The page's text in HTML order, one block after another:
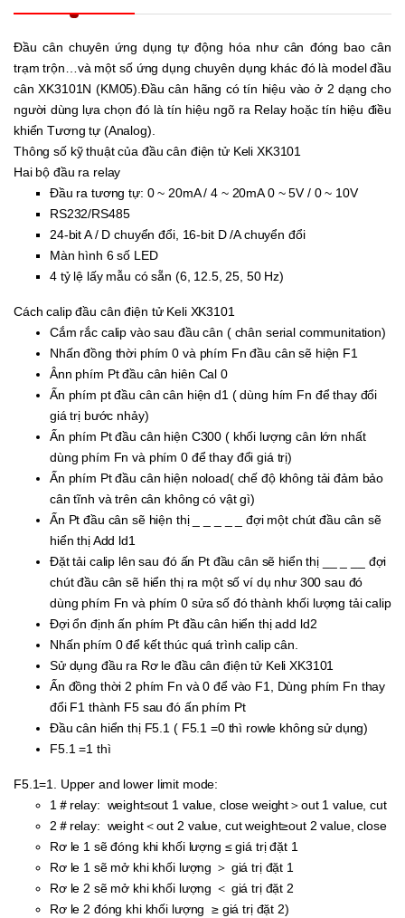
Đầu cân chuyên ứng dụng tự động hóa như cân đóng bao cân
trạm trộn…và một số ứng dụng chuyên dụng khác đó là model đầu
cân XK3101N (KM05).Đầu cân hãng có tín hiệu vào ở 2 dạng cho
người dùng lựa chọn đó là tín hiệu ngõ ra Relay hoặc tín hiệu điều
khiển Tương tự (Analog).
Thông số kỹ thuật của đầu cân điện tử Keli XK3101
Hai bộ đầu ra relay
Đầu ra tương tự: 0 ~ 20mA / 4 ~ 20mA 0 ~ 5V / 0 ~ 10V
RS232/RS485
24-bit A / D chuyển đổi, 16-bit D /A chuyển đổi
Màn hình 6 số LED
4 tỷ lệ lấy mẫu có sẵn (6, 12.5, 25, 50 Hz)
Cách calip đầu cân điện tử Keli XK3101
Cắm rắc calip vào sau đầu cân ( chân serial communitation)
Nhấn đồng thời phím 0 và phím Fn đầu cân sẽ hiện F1
Ânn phím Pt đầu cân hiên Cal 0
Ấn phím pt đầu cân cân hiện d1 ( dùng hím Fn để thay đổi
giá trị bước nhảy)
Ấn phím Pt đầu cân hiện C300 ( khối lượng cân lớn nhất
dùng phím Fn và phím 0 để thay đổi giá trị)
Ấn phím Pt đầu cân hiện noload( chế độ không tải đảm bảo
cân tĩnh và trên cân không có vật gì)
Ấn Pt đầu cân sẽ hiện thị _ _ _ _ _ đợi một chút đầu cân sẽ
hiển thị Add ld1
Đặt tải calip lên sau đó ấn Pt đầu cân sẽ hiển thị __ _ __ đợi
chút đầu cân sẽ hiển thị ra một số ví dụ như 300 sau đó
dùng phím Fn và phím 0 sửa số đó thành khối lượng tải calip
Đợi ổn định ấn phím Pt đầu cân hiển thị add ld2
Nhấn phím 0 để kết thúc quá trình calip cân.
Sử dụng đầu ra Rơ le đầu cân điện tử Keli XK3101
Ấn đồng thời 2 phím Fn và 0 để vào F1, Dùng phím Fn thay
đổi F1 thành F5 sau đó ấn phím Pt
Đầu cân hiển thị F5.1 ( F5.1 =0 thì rowle không sử dụng)
F5.1 =1 thì
F5.1=1. Upper and lower limit mode:
1＃relay: weight≤out 1 value, close weight＞out 1 value, cut
2＃relay: weight＜out 2 value, cut weight≥out 2 value, close
Rơ le 1 sẽ đóng khi khối lượng ≤ giá trị đặt 1
Rơ le 1 sẽ mở khi khối lượng ＞ giá trị đặt 1
Rơ le 2 sẽ mở khi khối lượng ＜ giá trị đặt 2
Rơ le 2 đóng khi khối lượng ≥ giá trị đặt 2)